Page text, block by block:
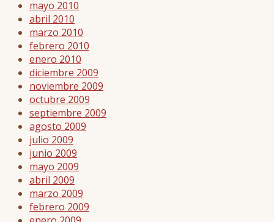
mayo 2010
abril 2010
marzo 2010
febrero 2010
enero 2010
diciembre 2009
noviembre 2009
octubre 2009
septiembre 2009
agosto 2009
julio 2009
junio 2009
mayo 2009
abril 2009
marzo 2009
febrero 2009